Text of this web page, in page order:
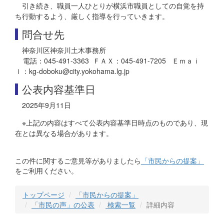
引き続き、職員一人ひとりが横浜市職員としての自覚を持
ち行動するよう、厳しく指導を行っていきます。
問合せ先
神奈川区神奈川土木事務所
電話：045-491-3363 ＦＡＸ：045-491-7205 Ｅｍａｉ
ｌ：kg-doboku@city.yokohama.lg.jp
公表内容基準日
2025年9月11日
※上記の内容はすべて公表内容基準日時点のものであり、現
在とは異なる場合があります。
この件に関するご意見等がありましたら 「市民からの提案」
をご利用ください。
トップページ
「市民からの提案」
「市民の声」の公表
検索一覧 詳細内容